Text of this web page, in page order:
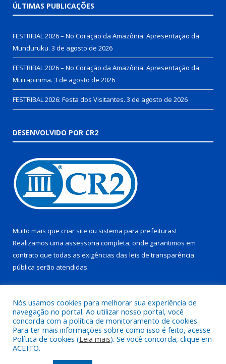
ÚLTIMAS PUBLICAÇÕES
FESTRIBAL 2026 – No Coração da Amazônia. Apresentação da
Munduruku. 3 de agosto de 2026
FESTRIBAL 2026 – No Coração da Amazônia. Apresentação da
Muirapinima. 3 de agosto de 2026
FESTRIBAL 2026: Festa dos Visitantes. 3 de agosto de 2026
DESENVOLVIDO POR CR2
Muito mais que criar site ou sistema para prefeituras!
Realizamos uma assessoria completa, onde garantimos em
contrato que todas as exigências das leis de transparência
pública serão atendidas.
Todos os direitos reservados a Prefeitura Municipal de Juruti.
Nós usamos cookies para melhorar sua experiência de
navegação no portal. Ao utilizar nosso portal, você
concorda com a política de monitoramento de cookies.
Para ter mais informações sobre como isso é feito, acesse
Política de cookies (Leia mais). Se você concorda, clique em
ACEITO.